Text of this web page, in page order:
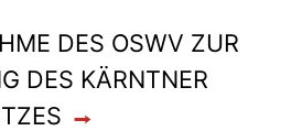
DES OSWV ZUR
DES KÄRNTNER